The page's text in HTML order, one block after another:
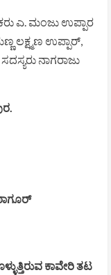
ಎ. ಮಂಜು ಉಪ್ಪಾರ
ಲಕ್ಷ್ಮಣ ಉಪ್ಪಾರ್,
ನಾಗರಾಜು
ಕಾವೇರಿ ತಟ